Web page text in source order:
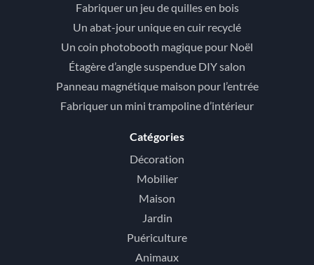
Fabriquer un jeu de quilles en bois
Un abat-jour unique en cuir recyclé
Un coin photobooth magique pour Noël
Étagère d’angle suspendue DIY salon
Panneau magnétique maison pour l’entrée
Fabriquer un mini trampoline d’intérieur
Catégories
Décoration
Mobilier
Maison
Jardin
Puériculture
Animaux